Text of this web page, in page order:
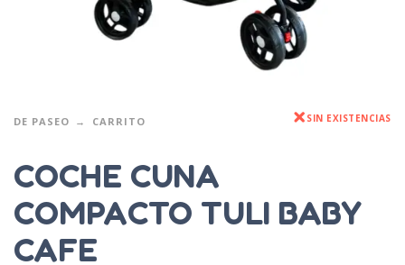
DE PASEO CARRITO SIN EXISTENCIAS
COCHE CUNA
COMPACTO TULI BABY
CAFE